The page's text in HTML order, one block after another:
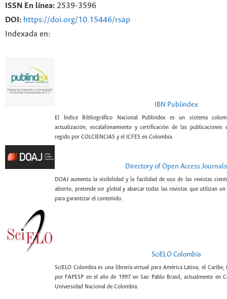
ISSN En línea: 2539-3596
DOI: https://doi.org/10.15446/rsap
Indexada en:
IBN Publindex
El Índice Bibliográfico Nacional Publindex es un sistema
actualización, escalafonamiento y certificación de las publicaciones
regido por COLCIENCIAS y el ICFES en Colombia.
Directory of Open Access Journals
DOAJ aumenta la visibilidad y la facilidad de uso de las revistas
abierto, pretende ser global y abarcar todas las revistas que utilizan
para garantizar el contenido.
SciELO Colombia
SciELO Colombia es una librería virtual para América Latina, el Caribe,
por FAPESP en el año de 1997 en Sao Pablo Brasil, actualmente en
Universidad Nacional de Colombia.